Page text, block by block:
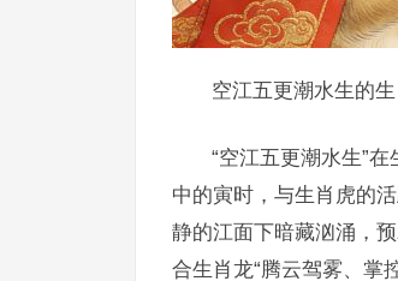
空江五更潮水生的
“空江五更潮水生”
中的寅时，与生肖虎的
静的江面下暗藏汹涌，
合生肖龙“腾云驾雾、掌